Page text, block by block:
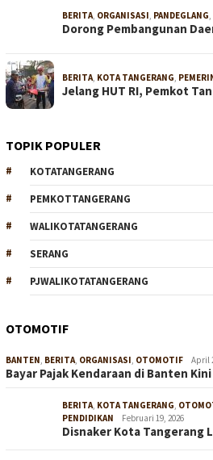
BERITA ORGANISASI PANDEGLANG
Dorong Pembangunan
BERITA KOTA TANGERANG
Jelang HUT RI, Pemkot
TOPIK POPULER
KOTATANGERANG
PEMKOTTANGERANG
WALIKOTATANGERANG
SERANG
PJWALIKOTATANGERANG
OTOMOTIF
BANTEN BERITA ORGANISASI OTOMOTIF April
Bayar Pajak Kendaraan di Banten
BERITA KOTA TANGERANG
PENDIDIKAN
Februari 19, 2026
Disnaker Kota Tangerang